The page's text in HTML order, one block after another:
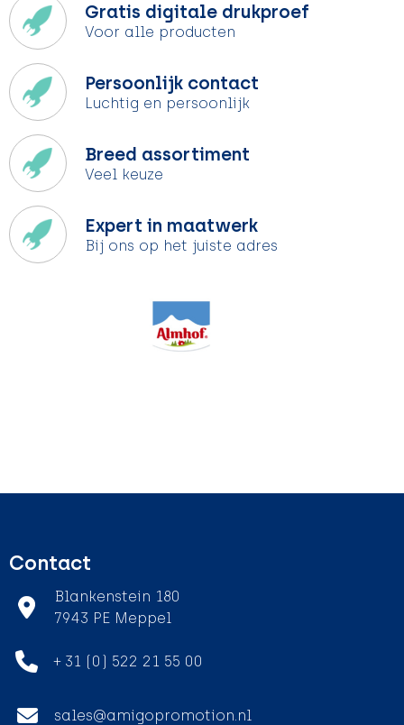
Gratis digitale drukproef
Voor alle producten
Persoonlijk contact
Luchtig en persoonlijk
Breed assortiment
Veel keuze
Expert in maatwerk
Bij ons op het juiste adres
Contact
Blankenstein 180
7943 PE Meppel
+ 31 (0) 522 21 55 00
sales@amigopromotion.nl